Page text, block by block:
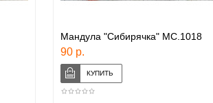
Мандула "Сибирячка" МС.1018
90 р.